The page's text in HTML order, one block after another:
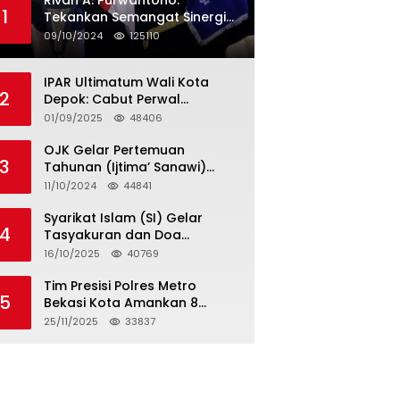
1
Tekankan Semangat Sinergi
dan Kolaborasi dalam
Rakernas Serikat Pekerja Jasa
09/10/2024 125110
2
IPAR Ultimatum Wali Kota
Depok: Cabut Perwal
Tunjangan DPRD Rp40 Juta
Aksi Rakyat
01/09/2025 48406
3
OJK Gelar Pertemuan
Tahunan (Ijtima’ Sanawi)
Dewan Pengawas Syariah
11/10/2024 44841
Syarikat Islam (SI) Gelar
Tasyakuran dan Doa
Bersama Organisasi
16/10/2025 40769
Tim Presisi Polres Metro
Bekasi Kota Amankan 8
Remaja Diduga Hendak
25/11/2025 33837